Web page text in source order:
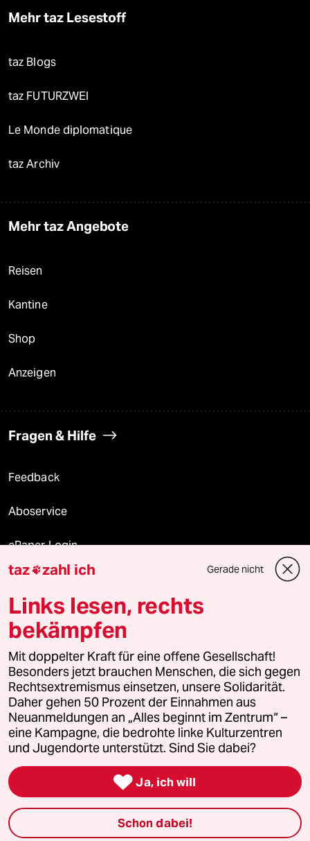
Mehr taz Lesestoff
taz Blogs
taz FUTURZWEI
Le Monde diplomatique
taz Archiv
Mehr taz Angebote
Reisen
Kantine
Shop
Anzeigen
Fragen & Hilfe
Feedback
Aboservice
ePaper Login
Downloads für Abonnierende
© 2026 taz Verlags und Vertriebs GmbH
Alle Rechte vorbehalten. Bei rechtlichen Fragen oder für Genehmigungen
wenden Sie sich bitte an
lizenzen@taz.de
Feedback Redaktionsstatut Kommune-Richtlinien
Leitlinie Informant Datenschutz Impressum AGB
Seitenwende Einwilligungen widerrufen (Ads)
taz zahl ich Gerade nicht
Links lesen, rechts
bekämpfen
Mit doppelter Kraft für eine offene Gesellschaft!
Besonders jetzt brauchen Menschen, die sich gegen
Rechtsextremismus einsetzen, unsere Solidarität.
Daher gehen 50 Prozent der Einnahmen aus
Neuanmeldungen an „Alles beginnt im Zentrum“ –
eine Kampagne, die bedrohte linke Kulturzentren
und Jugendorte unterstützt. Sind Sie dabei?
 Ja, ich will
Schon dabei!